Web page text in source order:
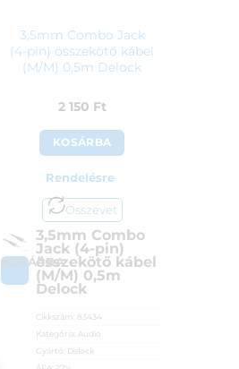
3,5mm Combo Jack
(4-pin) összekötő kábel
(M/M) 0,5m Delock
2 150 Ft
KOSÁRBA
Rendelésre
Összevet
KOSÁRBA
3,5mm Combo
Jack (4-pin)
összekötő kábel
(M/M) 0,5m
Delock
Cikkszám: 83434
Kategória: Audio
Gyártó: Delock